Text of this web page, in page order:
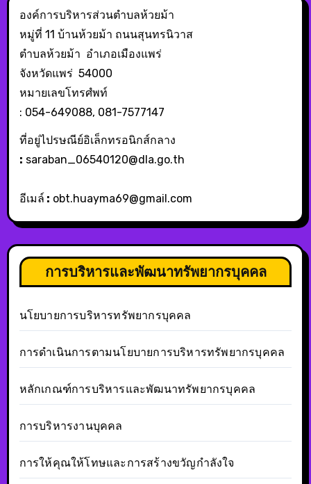
องค์การบริหารส่วนตำบลห้วยม้า
หมู่ที่ 11 บ้านห้วยม้า ถนนสุนทรนิวาส
ตำบลห้วยม้า อำเภอเมืองแพร่
จังหวัดแพร่ 54000
หมายเลขโทรศํพท์
: 054-649088, 081-7577147
ที่อยู่ไปรษณีย์อิเล็กทรอนิกส์กลาง
: saraban_06540120@dla.go.th
อีเมล์ : obt.huayma69@gmail.com
การบริหารและพัฒนาทรัพยากรบุคคล
นโยบายการบริหารทรัพยากรบุคคล
การดำเนินการตามนโยบายการบริหารทรัพยากรบุคคล
หลักเกณฑ์การบริหารและพัฒนาทรัพยากรบุคคล
การบริหารงานบุคคล
การให้คุณให้โทษและการสร้างขวัญกำลังใจ